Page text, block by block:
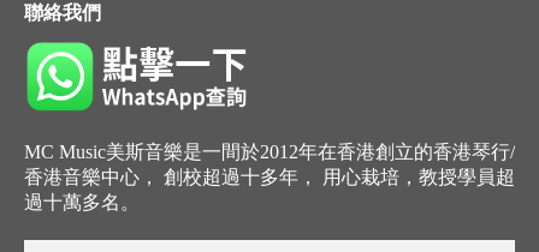
聯絡我們
MC Music美斯音樂是一間於2012年在香港創立的香港琴行/
香港音樂中心， 創校超過十多年， 用心栽培，教授學員超
過十萬多名。